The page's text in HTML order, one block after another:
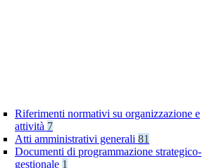
Riferimenti normativi su organizzazione e
attività 7
Atti amministrativi generali 81
Documenti di programmazione strategico-
gestionale 1